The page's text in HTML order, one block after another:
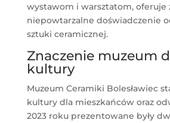
wystawom i warsztatom, oferuje
niepowtarzalne doświadczenie
sztuki ceramicznej.
Znaczenie muzeum
kultury
Muzeum Ceramiki Bolesławiec
kultury dla mieszkańców oraz
2023 roku prezentowane były